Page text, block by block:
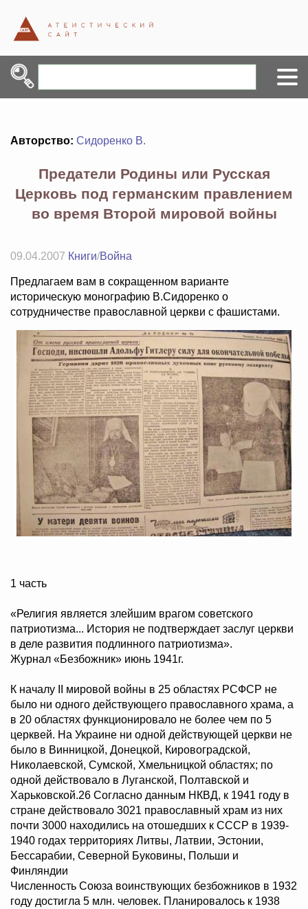
Авторство: Сидоренко В.
Предатели Родины или Русская
Церковь под германским правлением
во время Второй мировой войны
09.04.2007 Книги/Война
Предлагаем вам в сокращенном варианте
историческую монографию В.Сидоренко о
сотрудничестве православной церкви с фашистами.
1 часть
«Религия является злейшим врагом советского
патриотизма... История не подтверждает заслуг церкви
в деле развития подлинного патриотизма».
Журнал «Безбожник» июнь 1941г.
К началу II мировой войны в 25 областях РСФСР не
было ни одного действующего православного храма, а
в 20 областях функционировало не более чем по 5
церквей. На Украине ни одной действующей церкви не
было в Винницкой, Донецкой, Кировоградской,
Николаевской, Сумской, Хмельницкой областях; по
одной действовало в Луганской, Полтавской и
Харьковской.26 Согласно данным НКВД, к 1941 году в
стране действовало 3021 православный храм из них
почти 3000 находились на отошедших к СССР в 1939-
1940 годах территориях Литвы, Латвии, Эстонии,
Бессарабии, Северной Буковины, Польши и
Финляндии
Численность Союза воинствующих безбожников в 1932
году достигла 5 млн. человек. Планировалось к 1938